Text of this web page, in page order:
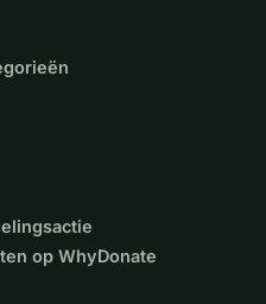
op WhyDonate